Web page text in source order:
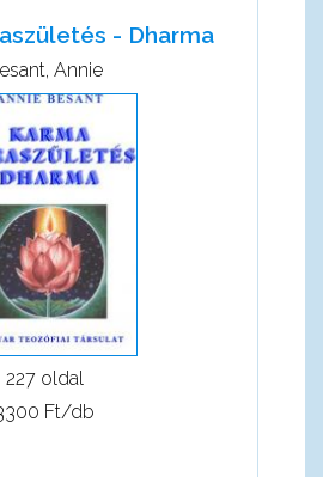
- Dharma
Annie
227 oldal
Ft/db